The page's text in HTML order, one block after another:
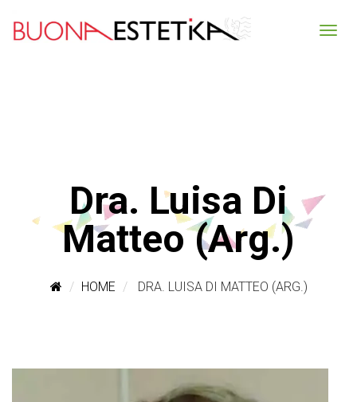
Dra. Luisa Di
Matteo (Arg.)
HOME DRA. LUISA DI MATTEO (ARG.)